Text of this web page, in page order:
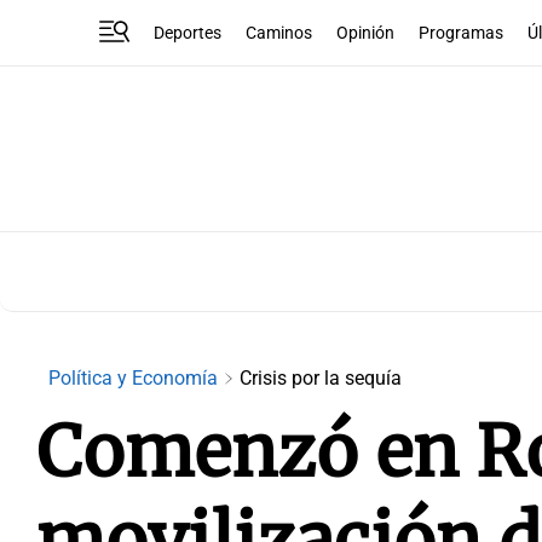
Deportes Caminos Opinión Programas
Política y Economía Crisis por la sequía
Comenzó en